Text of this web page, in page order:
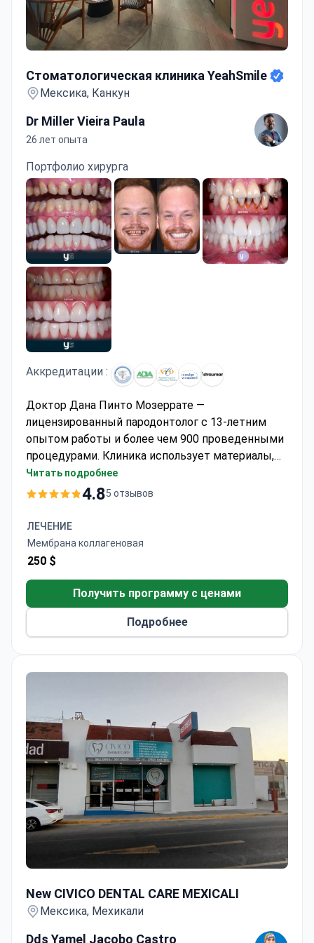
Стоматологическая клиника YeahSmile
Мексика, Канкун
Dr Miller Vieira Paula
26 лет опыта
Портфолио хирурга
Аккредитации :
Доктор Дана Пинто Мозеррате —
лицензированный пародонтолог с 13-летним
опытом работы и более чем 900 проведенными
процедурами. Клиника использует материалы,
одобренные FDA, такие как Nobel Biocare, и
предоставляет пятилетнюю гарантию на
обычно стоит около 480–796 долларов США. Эта
цена включает 3-дневное пребывание в
больнице и отеле. Хирургический открытый
направленная регенерация тканей с
использованием коллагеновой мембраны
может стоить около 250 долларов США.
Читать подробнее
4.85 отзывов
ЛЕЧЕНИЕ
Мембрана коллагеновая
250 $
Получить программу с ценами
Подробнее
New CIVICO DENTAL CARE MEXICALI
Мексика, Мехикали
Dds Yamel Jacobo Castro